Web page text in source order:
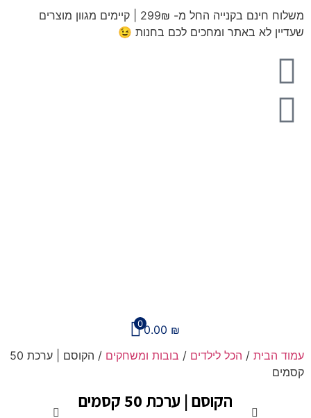
משלוח חינם בקנייה החל מ- 299₪ | קיימים מגוון מוצרים
שעדיין לא באתר ומחכים לכם בחנות 😉​
0.00 ₪
0
עמוד הבית / הכל לילדים / בובות ומשחקים
/ הקוסם | ערכת 50
קסמים
הקוסם | ערכת 50 קסמים